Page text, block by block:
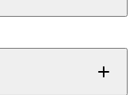
Richiedi accesso